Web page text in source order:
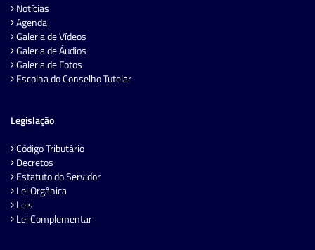
Notícias
Agenda
Galeria de Vídeos
Galeria de Áudios
Galeria de Fotos
Escolha do Conselho Tutelar
Legislação
Código Tributário
Decretos
Estatuto do Servidor
Lei Orgânica
Leis
Lei Complementar